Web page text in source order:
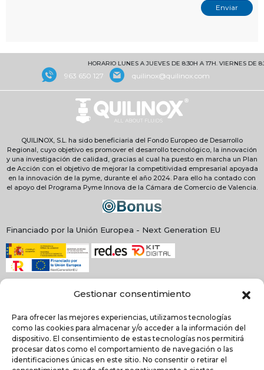
Gestionar consentimiento
Para ofrecer las mejores experiencias, utilizamos tecnologías
como las cookies para almacenar y/o acceder a la información del
dispositivo. El consentimiento de estas tecnologías nos permitirá
procesar datos como el comportamiento de navegación o las
identificaciones únicas en este sitio. No consentir o retirar el
HORARIO LUNES A JUEVES DE 8:30H A 17H. VIERNES DE 8:30
963 650 127 quilinox@quilinox.com
QUILINOX, S.L. ha sido beneficiaria del Fondo Europeo de Desarrollo
Regional, cuyo objetivo es promover el desarrollo tecnológico, la innovación
y una investigación de calidad, gracias al cual ha puesto en marcha un Plan
de Acción con el objetivo de mejorar la competitividad empresarial apoyada
en la innovación de la pyme, durante el año 2024. Para ello ha contado con
el apoyo del Programa Pyme Innova de la Cámara de Comercio de Valencia.
Financiado por la Unión Europea - Next Generation EU